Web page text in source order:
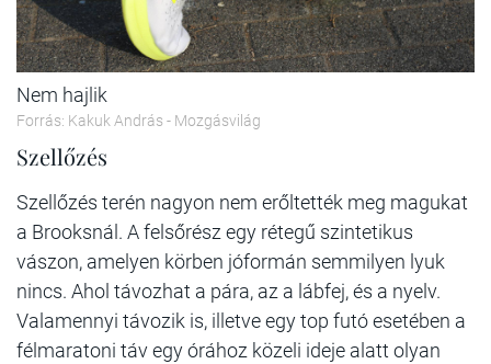
Nem hajlik
Forrás: Kakuk András - Mozgásvilág
Szellőzés
Szellőzés terén nagyon nem erőltették meg magukat
a Brooksnál. A felsőrész egy rétegű szintetikus
vászon, amelyen körben jóformán semmilyen lyuk
nincs. Ahol távozhat a pára, az a lábfej, és a nyelv.
Valamennyi távozik is, illetve egy top futó esetében a
félmaratoni táv egy órához közeli ideje alatt olyan